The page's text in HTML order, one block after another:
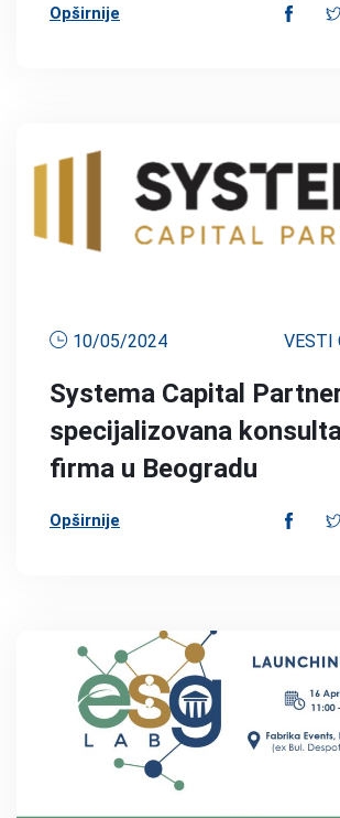
Opširnije
10/05/2024 VESTI
Systema Capital
specijalizovana
firma u Beogradu
Opširnije